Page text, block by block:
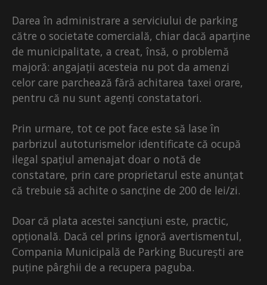
Darea în administrare a serviciului de parking
către o societate comercială, chiar dacă aparține
de municipalitate, a creat, însă, o problemă
majoră: angajații acesteia nu pot da amenzi
celor care parchează fără achitarea taxei orare,
pentru că nu sunt agenți constatatori.
Prin urmare, tot ce pot face este să lase în
parbrizul autoturismelor identificate că ocupă
ilegal spațiul amenajat doar o notă de
constatare, prin care proprietarul este anunțat
că trebuie să achite o sancține de 200 de lei/zi.
Doar că plata acestei sancțiuni este, practic,
opțională. Dacă cel prins ignoră avertismentul,
Compania Municipală de Parking București are
puține pârghii de a recupera paguba.